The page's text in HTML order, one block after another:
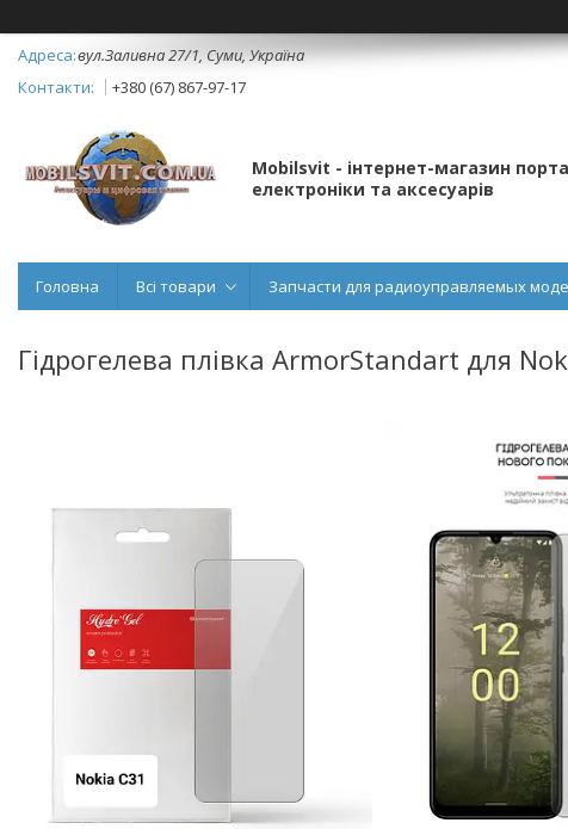
вул.Заливна 27/1, Суми, Україна
+380 (67) 867-97-17
Mobilsvit - інтернет-магазин
електроніки та аксесуарів
Головна Всі товари Запчасти для радиоуправляемых
Гідрогелева плівка ArmorStandart для